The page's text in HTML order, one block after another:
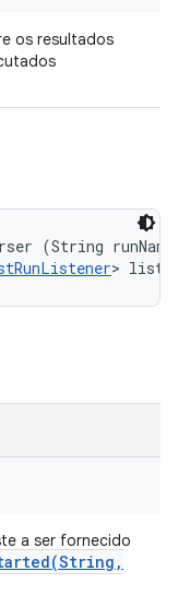
os resultados
(String
>
a ser fornecido
String ,